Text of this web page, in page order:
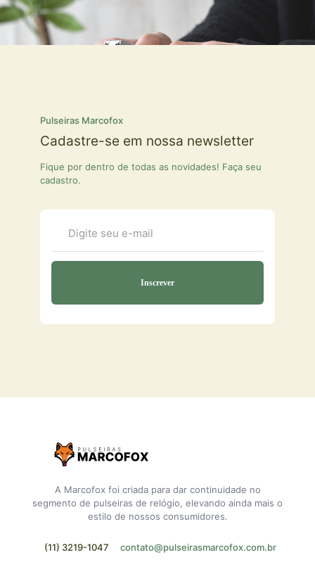
Pulseiras Marcofox
Cadastre-se em nossa newsletter
Fique por dentro de todas as novidades! Faça seu
cadastro.
A Marcofox foi criada para dar continuidade no
segmento de pulseiras de relógio, elevando ainda mais o
estilo de nossos consumidores.
(11) 3219-1047 contato@pulseirasmarcofox.com.br